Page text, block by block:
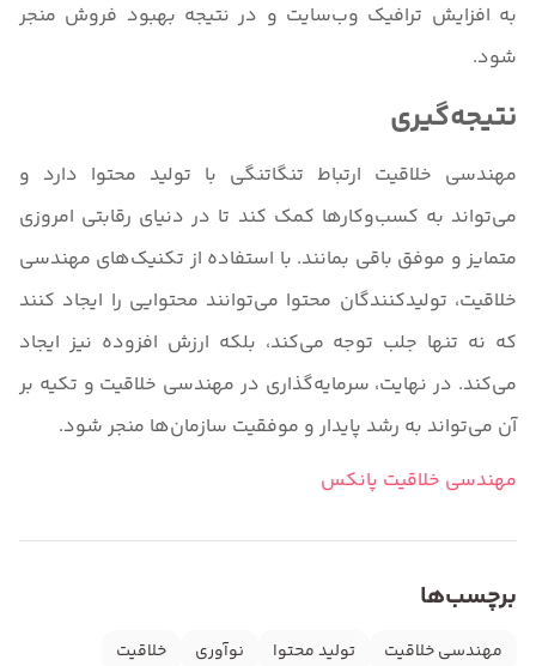
به افزایش ترافیک وب‌سایت و در نتیجه بهبود فروش منجر
شود.
نتیجه‌گیری
مهندسی خلاقیت ارتباط تنگاتنگی با تولید محتوا دارد و
می‌تواند به کسب‌وکارها کمک کند تا در دنیای رقابتی امروزی
متمایز و موفق باقی بمانند. با استفاده از تکنیک‌های مهندسی
خلاقیت، تولیدکنندگان محتوا می‌توانند محتوایی را ایجاد کنند
که نه تنها جلب توجه می‌کند، بلکه ارزش افزوده نیز ایجاد
می‌کند. در نهایت، سرمایه‌گذاری در مهندسی خلاقیت و تکیه بر
آن می‌تواند به رشد پایدار و موفقیت سازمان‌ها منجر شود.
مهندسی خلاقیت پانکس
برچسب‌ها
مهندسی خلاقیت تولید محتوا نوآوری خلاقیت